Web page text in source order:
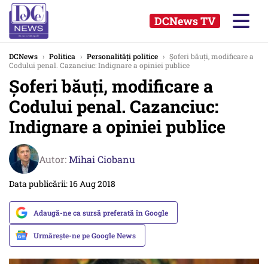
DCNews TV
DCNews › Politica › Personalități politice › Şoferi băuţi, modificare a
Codului penal. Cazanciuc: Indignare a opiniei publice
Şoferi băuţi, modificare a
Codului penal. Cazanciuc:
Indignare a opiniei publice
Autor:Mihai Ciobanu
Data publicării: 16 Aug 2018
Adaugă-ne ca sursă preferată în Google
Urmărește-ne pe Google News